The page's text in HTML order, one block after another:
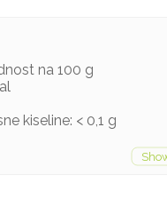
na 100 g
kiseline: < 0,1 g